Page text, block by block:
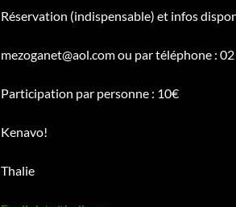
Réservation (indispensable) et infos
mezoganet@aol.com ou par téléphone :
Participation par personne : 10€
Kenavo!
Thalie